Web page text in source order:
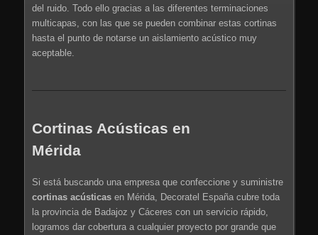
del ruido. Todo ello gracias a las diferentes terminaciones
multicapas, con las que se pueden combinar estas cortinas
hasta el punto de notarse un aislamiento acústico muy
aceptable.
Cortinas Acústicas en
Mérida
Si está buscando una empresa que confeccione y suministre
cortinas acústicas en Mérida, Decoratel España cubre toda
la provincia de Badajoz y Cáceres con un servicio rápido,
logramos dar cobertura a cualquier proyecto por grande que